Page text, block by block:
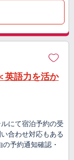
英語力を活か
にて宿泊予約の受
合わせ対応もある
予約通知確認・